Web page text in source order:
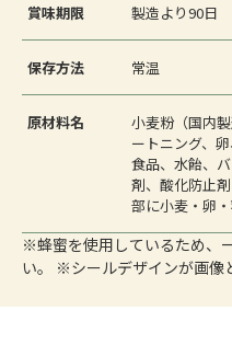
賞味期限 製造より90日
保存方法 常温
原材料名
小麦粉（国内
ートニング、
食品、水飴、
剤、酸化防止
部に小麦・卵
※蜂蜜を使用しているため、
い。 ※シールデザインが画像